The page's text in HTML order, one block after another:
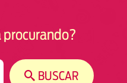
procurando?
BUSCAR